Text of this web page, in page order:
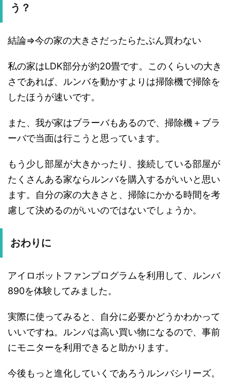
う？
結論⇒今の家の大きさだったらたぶん買わない
私の家はLDK部分が約20畳です。このくらいの大き
さであれば、ルンバを動かすよりは掃除機で掃除を
したほうが速いです。
また、我が家はブラーバもあるので、掃除機＋ブラ
ーバで当面は行こうと思っています。
もう少し部屋が大きかったり、接続している部屋が
たくさんある家ならルンバを購入するがいいと思い
ます。自分の家の大きさと、掃除にかかる時間を考
慮して決めるのがいいのではないでしょうか。
おわりに
アイロボットファンプログラムを利用して、ルンバ
890を体験してみました。
実際に使ってみると、自分に必要かどうかわかって
いいですね。ルンバは高い買い物になるので、事前
にモニターを利用できると助かります。
今後もっと進化していくであろうルンバシリーズ。